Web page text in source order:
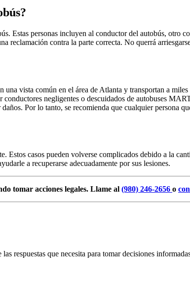
Estas personas incluyen al conductor del autobús, otro
reclamación contra la parte correcta. No querrá
vista común en el área de Atlanta y transportan a
negligentes o descuidados de autobuses
Por lo tanto, se recomienda que cualquier persona
casos pueden volverse complicados debido a la
a recuperarse adecuadamente por sus lesiones.
tomar acciones legales. Llame al (980) 246-2656 o
respuestas que necesita para tomar decisiones